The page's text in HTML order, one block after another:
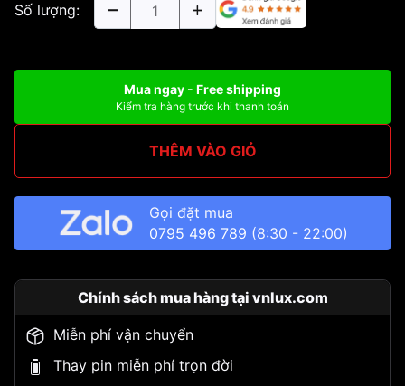
Số lượng:
Mua ngay - Free shipping
Kiểm tra hàng trước khi thanh toán
THÊM VÀO GIỎ
Gọi đặt mua
0795 496 789 (8:30 - 22:00)
Chính sách mua hàng tại vnlux.com
Miễn phí vận chuyển
Thay pin miễn phí trọn đời